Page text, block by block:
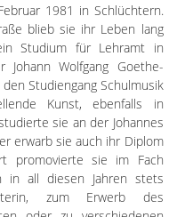
1981 in Schlüchtern.
blieb sie ihr Leben lang
Studium für Lehramt in
Wolfgang Goethe-
Studiengang Schulmusik
Kunst, ebenfalls in
sie an der Johannes
erwarb sie auch ihr Diplom
promovierte sie im Fach
in all diesen Jahren stets
zum Erwerb des